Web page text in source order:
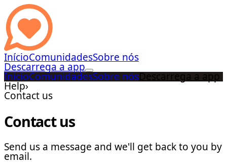
InícioComunidadesSobre nós
Descarrega a app
InícioComunidadesSobre nósDescarrega a app
Help›
Contact us
Contact us
Send us a message and we'll get back to you by
email.